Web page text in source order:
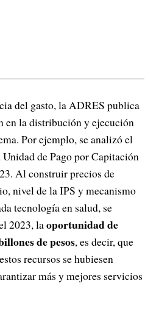
del gasto, la ADRES publica
en la distribución y ejecución
Por ejemplo, se analizó el
de Pago por Capitación
Al construir precios de
nivel de la IPS y mecanismo
tecnología en salud, se
2023, laoportunidad de
de pesos, es decir, que
recursos se hubiesen
más y mejores servicios